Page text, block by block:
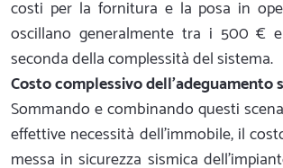
costi per la fornitura e la posa in
oscillano generalmente tra i 500 €
seconda della complessità del sistema.
Costo complessivo dell'adeguamento
Sommando e combinando questi
effettive necessità dell'immobile, il
messa in sicurezza sismica